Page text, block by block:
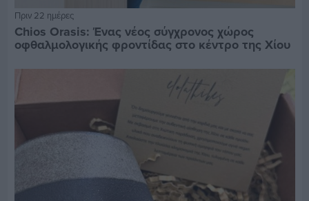
Πριν 22 ημέρες
Chios Orasis: Ένας νέος σύγχρονος χώρος
οφθαλμολογικής φροντίδας στο κέντρο της Χίου